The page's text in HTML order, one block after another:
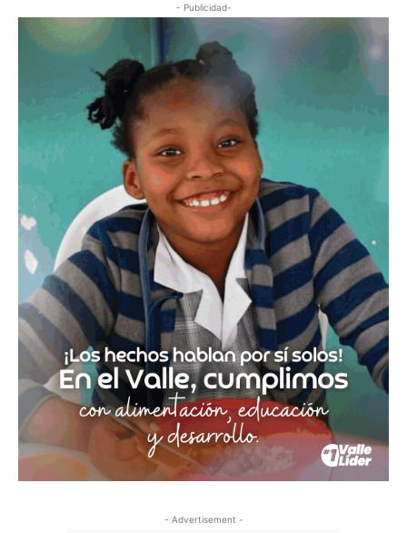
- Publicidad-
- Advertisement -